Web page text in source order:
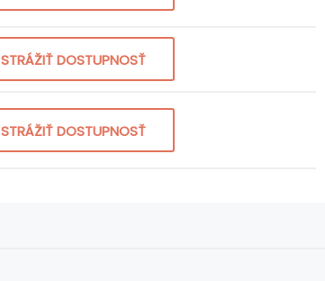
STRÁŽIŤ DOSTUPNOSŤ
STRÁŽIŤ DOSTUPNOSŤ